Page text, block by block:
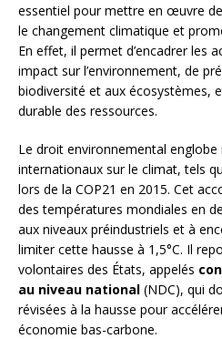
essentiel pour mettre en œuvre
le changement climatique et
En effet, il permet d’encadrer les
impact sur l’environnement, de
biodiversité et aux écosystèmes,
durable des ressources.
Le droit environnemental
internationaux sur le climat, tels
lors de la COP21 en 2015. Cet
des températures mondiales en
aux niveaux préindustriels et à
limiter cette hausse à 1,5°C. Il
volontaires des États, appelés
au niveau national (NDC), qui
révisées à la hausse pour
économie bas-carbone.